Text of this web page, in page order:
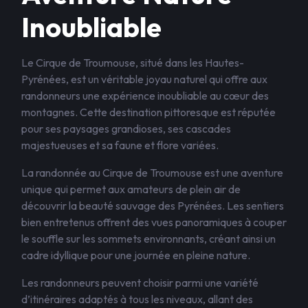
Inoubliable
Le Cirque de Troumouse, situé dans les Hautes-
Pyrénées, est un véritable joyau naturel qui offre aux
randonneurs une expérience inoubliable au cœur des
montagnes. Cette destination pittoresque est réputée
pour ses paysages grandioses, ses cascades
majestueuses et sa faune et flore variées.
La randonnée au Cirque de Troumouse est une aventure
unique qui permet aux amateurs de plein air de
découvrir la beauté sauvage des Pyrénées. Les sentiers
bien entretenus offrent des vues panoramiques à couper
le souffle sur les sommets environnants, créant ainsi un
cadre idyllique pour une journée en pleine nature.
Les randonneurs peuvent choisir parmi une variété
d’itinéraires adaptés à tous les niveaux, allant des